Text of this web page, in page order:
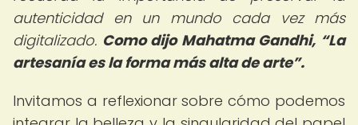
autenticidad en un mundo cada vez más
digitalizado. Como dijo Mahatma Gandhi,
La
artesanía es la forma más alta de arte .
Invitamos a reflexionar sobre cómo podemos